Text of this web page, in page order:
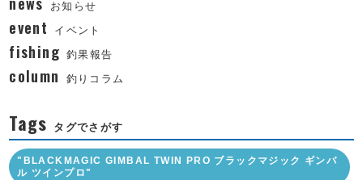
お知らせ
event イベント
fishing 釣果報告
column 釣りコラム
Tags タグでさがす
"BLACKMAGIC GIMBAL TWIN PRO ブラックマジック ギンバ
ル ツインプロ"